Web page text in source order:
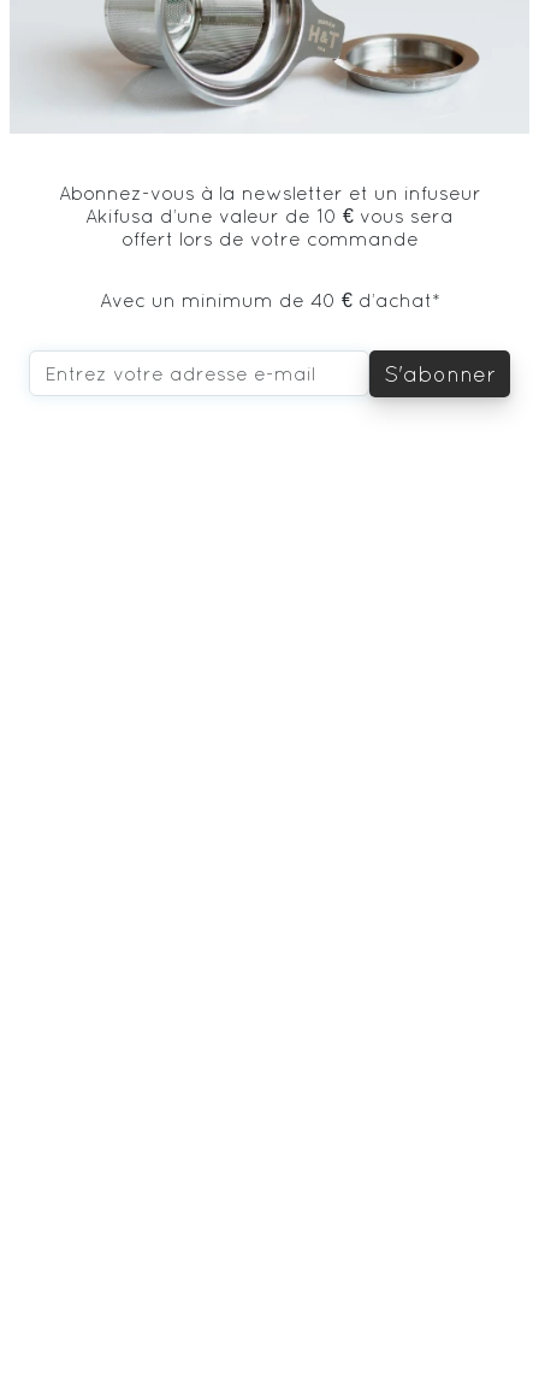
Abonnez-vous à la newsletter et un infuseur
Akifusa d’une valeur de 10 € vous sera
offert lors de votre commande
Avec un minimum de 40 € d’achat*
S'abonner